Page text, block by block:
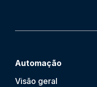
Automação
Visão geral